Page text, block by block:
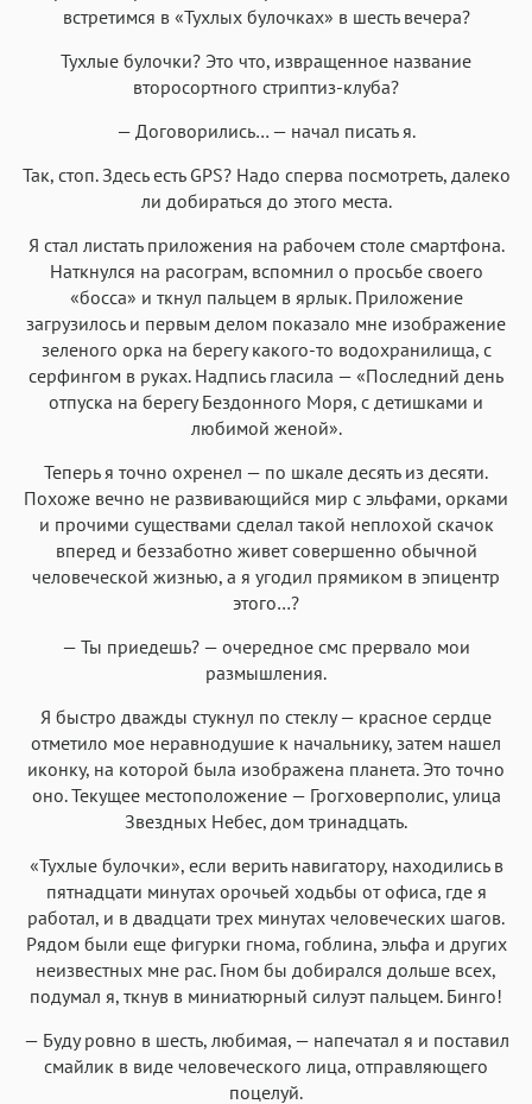
встретимся в «Тухлых булочках» в шесть вечера?
Тухлые булочки? Это что, извращенное название
второсортного стриптиз-клуба?
— Договорились… — начал писать я.
Так, стоп. Здесь есть GPS? Надо сперва посмотреть, далеко
ли добираться до этого места.
Я стал листать приложения на рабочем столе смартфона.
Наткнулся на расограм, вспомнил о просьбе своего
«босса» и ткнул пальцем в ярлык. Приложение
загрузилось и первым делом показало мне изображение
зеленого орка на берегу какого-то водохранилища, с
серфингом в руках. Надпись гласила — «Последний день
отпуска на берегу Бездонного Моря, с детишками и
любимой женой».
Теперь я точно охренел — по шкале десять из десяти.
Похоже вечно не развивающийся мир с эльфами, орками
и прочими существами сделал такой неплохой скачок
вперед и беззаботно живет совершенно обычной
человеческой жизнью, а я угодил прямиком в эпицентр
этого…?
— Ты приедешь? — очередное смс прервало мои
размышления.
Я быстро дважды стукнул по стеклу — красное сердце
отметило мое неравнодушие к начальнику, затем нашел
иконку, на которой была изображена планета. Это точно
оно. Текущее местоположение — Грогховерполис, улица
Звездных Небес, дом тринадцать.
«Тухлые булочки», если верить навигатору, находились в
пятнадцати минутах орочьей ходьбы от офиса, где я
работал, и в двадцати трех минутах человеческих шагов.
Рядом были еще фигурки гнома, гоблина, эльфа и других
неизвестных мне рас. Гном бы добирался дольше всех,
подумал я, ткнув в миниатюрный силуэт пальцем. Бинго!
— Буду ровно в шесть, любимая, — напечатал я и поставил
смайлик в виде человеческого лица, отправляющего
поцелуй.